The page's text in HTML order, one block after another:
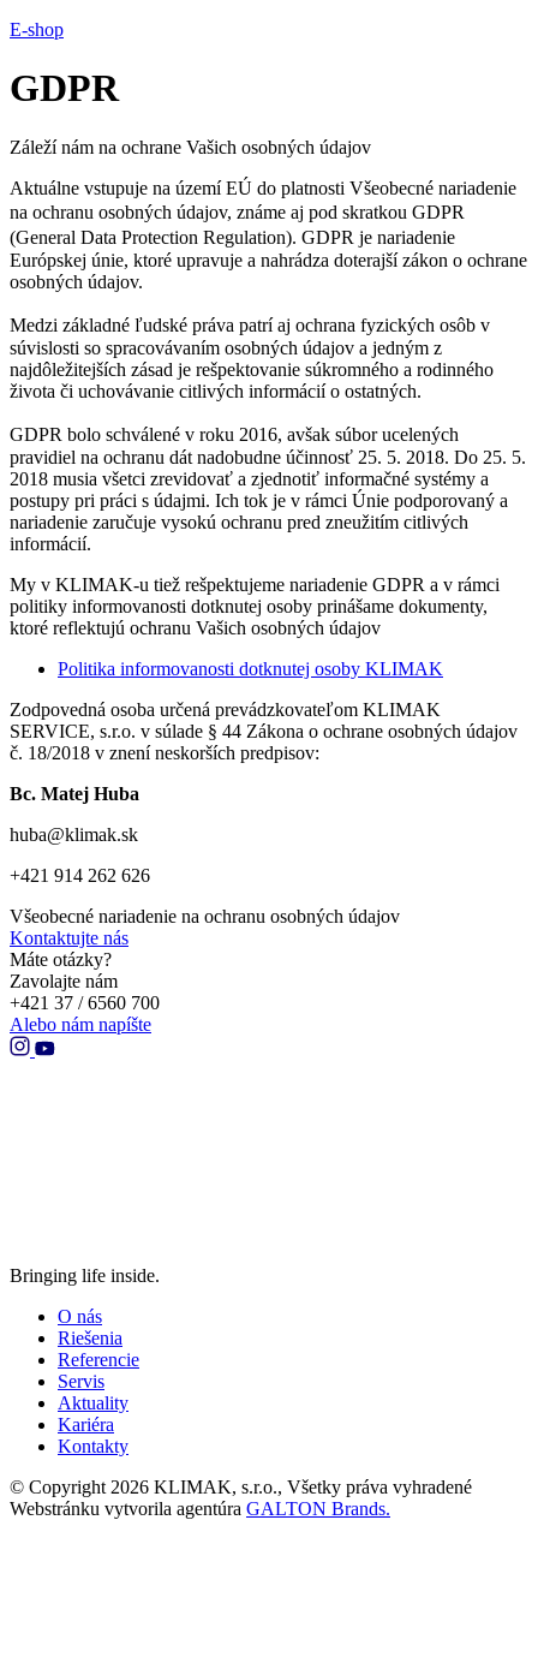
E-shop
GDPR
Záleží nám na ochrane Vašich osobných údajov
Aktuálne vstupuje na území EÚ do platnosti Všeobecné nariadenie
na ochranu osobných údajov, známe aj pod skratkou GDPR
(General Data Protection Regulation). GDPR je nariadenie
Európskej únie, ktoré upravuje a nahrádza doterajší zákon o ochrane
osobných údajov.
Medzi základné ľudské práva patrí aj ochrana fyzických osôb v
súvislosti so spracovávaním osobných údajov a jedným z
najdôležitejších zásad je rešpektovanie súkromného a rodinného
života či uchovávanie citlivých informácií o ostatných.
GDPR bolo schválené v roku 2016, avšak súbor ucelených
pravidiel na ochranu dát nadobudne účinnosť 25. 5. 2018. Do 25. 5.
2018 musia všetci zrevidovať a zjednotiť informačné systémy a
postupy pri práci s údajmi. Ich tok je v rámci Únie podporovaný a
nariadenie zaručuje vysokú ochranu pred zneužitím citlivých
informácií.
My v KLIMAK-u tiež rešpektujeme nariadenie GDPR a v rámci
politiky informovanosti dotknutej osoby prinášame dokumenty,
ktoré reflektujú ochranu Vašich osobných údajov
Politika informovanosti dotknutej osoby KLIMAK
Zodpovedná osoba určená prevádzkovateľom KLIMAK
SERVICE, s.r.o. v súlade § 44 Zákona o ochrane osobných údajov
č. 18/2018 v znení neskorších predpisov:
Bc. Matej Huba
huba@klimak.sk
+421 914 262 626
Všeobecné nariadenie na ochranu osobných údajov
Kontaktujte nás
Máte otázky?
Zavolajte nám
+421 37 / 6560 700
Alebo nám napíšte
Bringing life inside.
O nás
Riešenia
Referencie
Servis
Aktuality
Kariéra
Kontakty
© Copyright 2026 KLIMAK, s.r.o., Všetky práva vyhradené
Webstránku vytvorila agentúra GALTON Brands.